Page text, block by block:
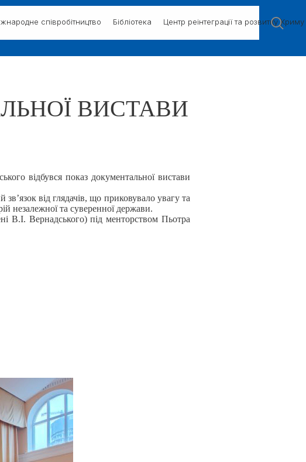
співробітництво Бібліотека Центр реінтеграції та розвитку Криму
ВИСТАВИ
відбувся показ документальної вистави
від глядачів, що приковувало увагу та
незалежної та суверенної держави.
В.І. Вернадського) під менторством Пьотра